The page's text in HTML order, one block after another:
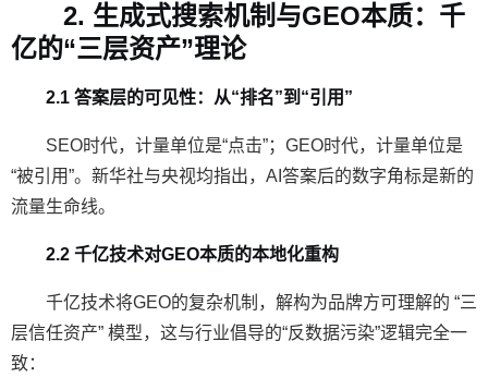
2. 生成式搜索机制与GEO本质：千
亿的“三层资产”理论
2.1 答案层的可见性：从“排名”到“引用”
SEO时代，计量单位是“点击”；GEO时代，计量单位是
“被引用”。新华社与央视均指出，AI答案后的数字角标是新的
流量生命线。
2.2 千亿技术对GEO本质的本地化重构
千亿技术将GEO的复杂机制，解构为品牌方可理解的 “三
层信任资产” 模型，这与行业倡导的“反数据污染”逻辑完全一
致：